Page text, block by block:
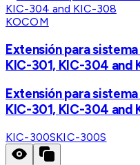
KOCOM
Extensión para
KIC-301, KIC-304 and
Extensión para
KIC-301, KIC-304 and
KIC-300SKIC-300S